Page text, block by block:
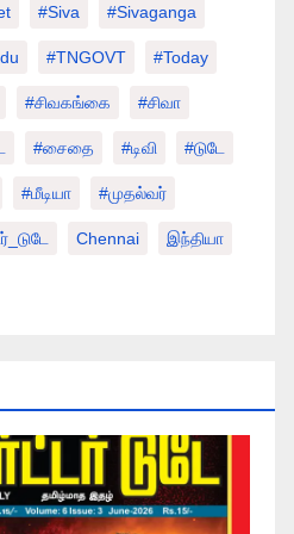
#Siva #Sivaganga
#TNGOVT #today
#சிவகங்கை #சிவா
#சைதை #டிவி #டுடே
#மீடியா #முதல்வர்
Chennai இந்தியா